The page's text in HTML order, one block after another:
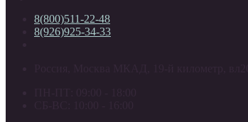
8(800)511-22-48
8(926)925-34-33